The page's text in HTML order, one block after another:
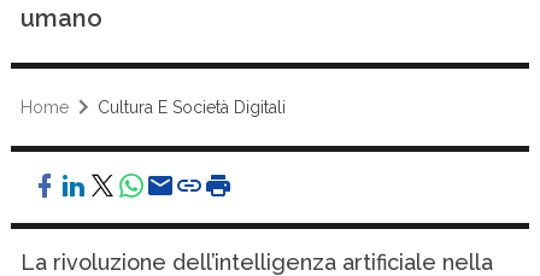
umano
Home Cultura E Società Digitali
La rivoluzione dell’intelligenza artificiale nella